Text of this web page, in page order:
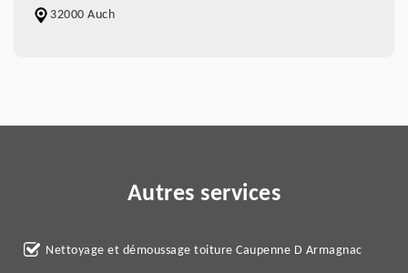
32000 Auch
Autres services
Nettoyage et démoussage toiture Caupenne D Armagnac